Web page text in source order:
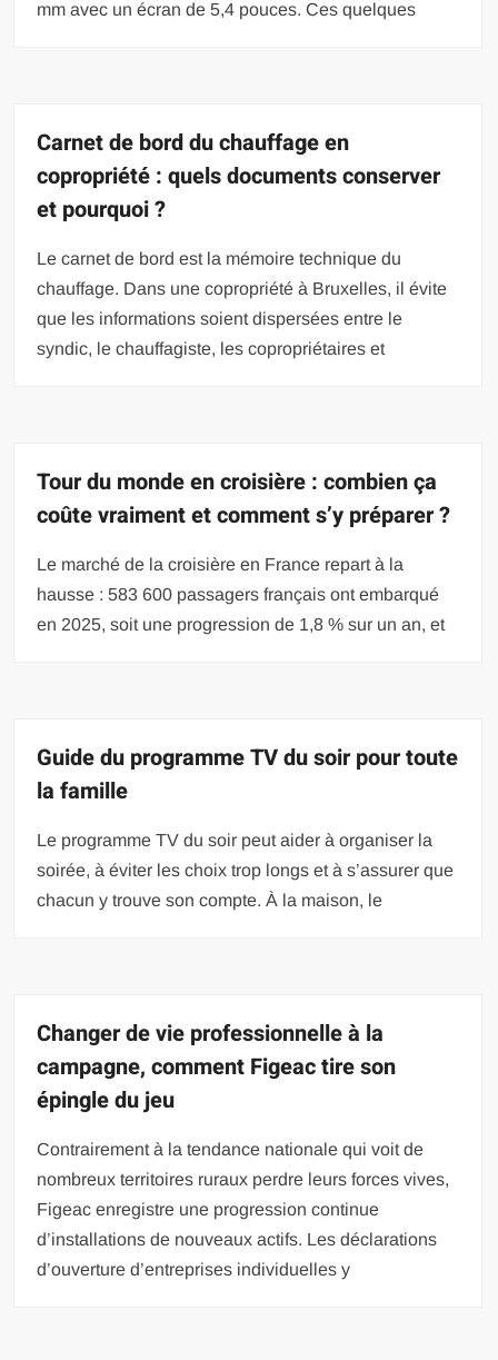
mm avec un écran de 5,4 pouces. Ces quelques
Carnet de bord du chauffage en
copropriété : quels documents conserver
et pourquoi ?
Le carnet de bord est la mémoire technique du
chauffage. Dans une copropriété à Bruxelles, il évite
que les informations soient dispersées entre le
syndic, le chauffagiste, les copropriétaires et
Tour du monde en croisière : combien ça
coûte vraiment et comment s’y préparer ?
Le marché de la croisière en France repart à la
hausse : 583 600 passagers français ont embarqué
en 2025, soit une progression de 1,8 % sur un an, et
Guide du programme TV du soir pour toute
la famille
Le programme TV du soir peut aider à organiser la
soirée, à éviter les choix trop longs et à s’assurer que
chacun y trouve son compte. À la maison, le
Changer de vie professionnelle à la
campagne, comment Figeac tire son
épingle du jeu
Contrairement à la tendance nationale qui voit de
nombreux territoires ruraux perdre leurs forces vives,
Figeac enregistre une progression continue
d’installations de nouveaux actifs. Les déclarations
d’ouverture d’entreprises individuelles y